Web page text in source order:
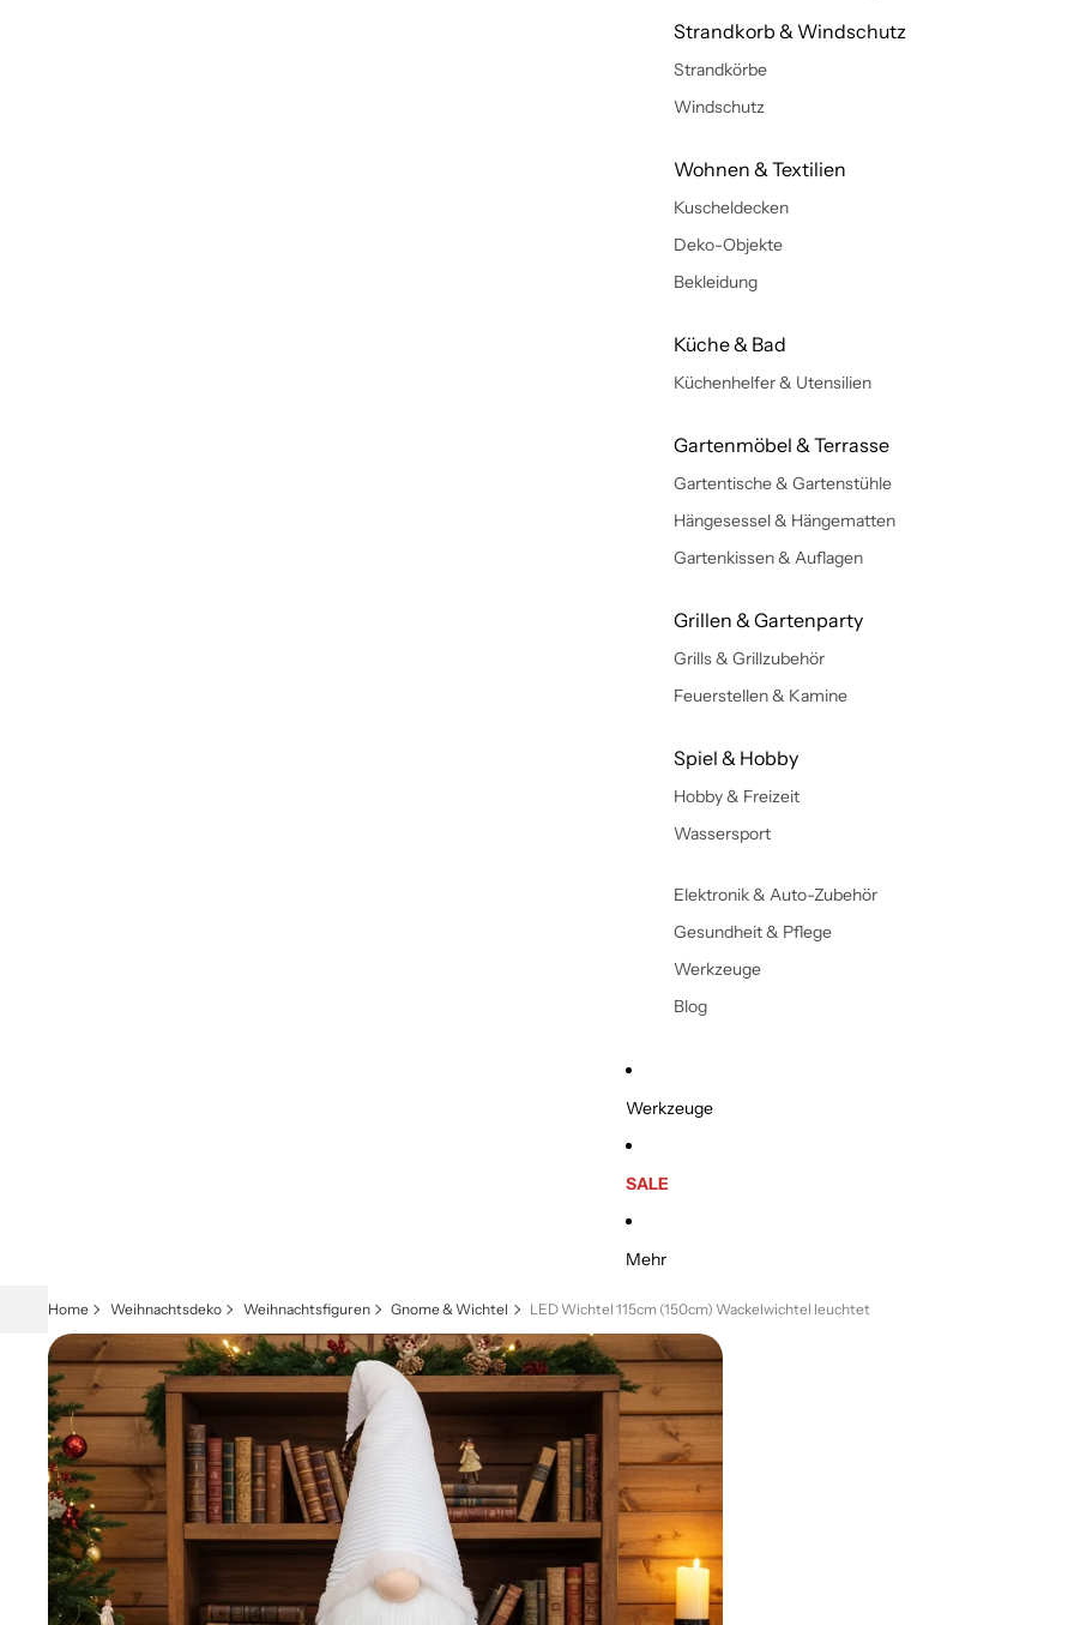
Strandkorb & Windschutz
Strandkörbe
Windschutz
Wohnen & Textilien
Kuscheldecken
Deko-Objekte
Bekleidung
Küche & Bad
Küchenhelfer & Utensilien
Gartenmöbel & Terrasse
Gartentische & Gartenstühle
Hängesessel & Hängematten
Gartenkissen & Auflagen
Grillen & Gartenparty
Grills & Grillzubehör
Feuerstellen & Kamine
Spiel & Hobby
Hobby & Freizeit
Wassersport
Elektronik & Auto-Zubehör
Gesundheit & Pflege
Werkzeuge
Blog
Werkzeuge
SALE
Mehr
Home Weihnachtsdeko Weihnachtsfiguren Gnome & Wichtel LED Wichtel 115cm (150cm) Wackelwichtel leuchtet